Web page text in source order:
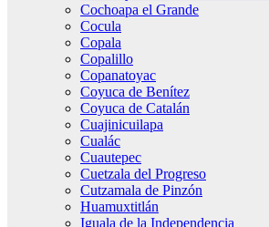
Cochoapa el Grande
Cocula
Copala
Copalillo
Copanatoyac
Coyuca de Benítez
Coyuca de Catalán
Cuajinicuilapa
Cualác
Cuautepec
Cuetzala del Progreso
Cutzamala de Pinzón
Huamuxtitlán
Iguala de la Independencia